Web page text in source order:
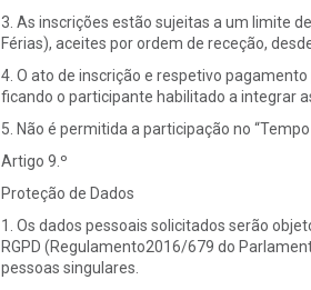
3. As inscrições estão sujeitas a um limite
Férias), aceites por ordem de receção,
4. O ato de inscrição e respetivo
ficando o participante habilitado a integrar
5. Não é permitida a participação no
Artigo 9.º
Proteção de Dados
1. Os dados pessoais solicitados serão
RGPD (Regulamento2016/679 do
pessoas singulares.